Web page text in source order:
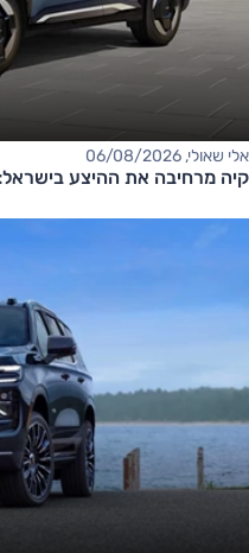
אלי שאולי, 06/08/2026
קיה מרחיבה את ההיצע